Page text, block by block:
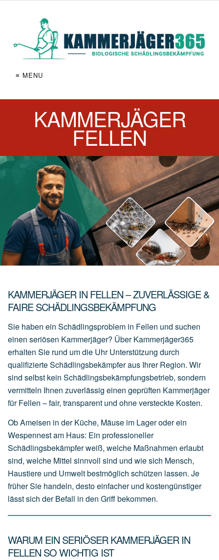
≡ MENU
KAMMERJÄGER
FELLEN
KAMMERJÄGER IN FELLEN – ZUVERLÄSSIGE &
FAIRE SCHÄDLINGSBEKÄMPFUNG
Sie haben ein Schädlingsproblem in Fellen und suchen
einen seriösen Kammerjäger? Über Kammerjäger365
erhalten Sie rund um die Uhr Unterstützung durch
qualifizierte Schädlingsbekämpfer aus Ihrer Region. Wir
sind selbst kein Schädlingsbekämpfungsbetrieb, sondern
vermitteln Ihnen zuverlässig einen geprüften Kammerjäger
für Fellen – fair, transparent und ohne versteckte Kosten.
Ob Ameisen in der Küche, Mäuse im Lager oder ein
Wespennest am Haus: Ein professioneller
Schädlingsbekämpfer weiß, welche Maßnahmen erlaubt
sind, welche Mittel sinnvoll sind und wie sich Mensch,
Haustiere und Umwelt bestmöglich schützen lassen. Je
früher Sie handeln, desto einfacher und kostengünstiger
lässt sich der Befall in den Griff bekommen.
WARUM EIN SERIÖSER KAMMERJÄGER IN
FELLEN SO WICHTIG IST